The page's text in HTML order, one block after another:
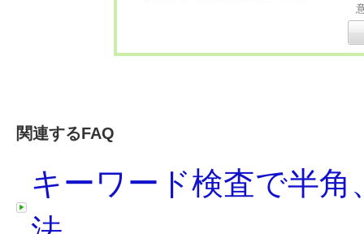
関連するFAQ
キーワード検査で半